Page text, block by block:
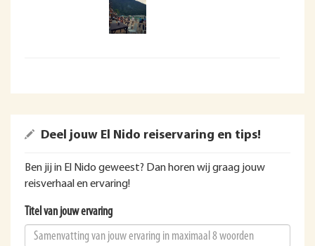
Deel jouw El Nido reiservaring en tips!
Ben jij in El Nido geweest? Dan horen wij graag jouw
reisverhaal en ervaring!
Titel van jouw ervaring